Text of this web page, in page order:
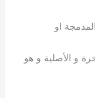
او
و الأصلية و هو